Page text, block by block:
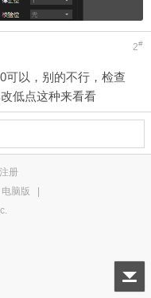
2#
可以，别的不行，检查
低点这种来看看
注册
电脑版